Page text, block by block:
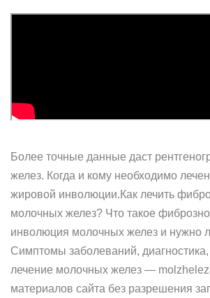
Более точные данные даст
желез. Когда и кому необходимо
жировой инволюции.Как лечить
молочных желез? Что такое
инволюция молочных желез и нужно
Симптомы заболеваний, диагностика,
лечение молочных желез —
материалов сайта без разрешения